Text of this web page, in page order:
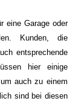
eine Garage oder
Kunden, die
entsprechende
hier einige
auch zu einem
sind bei diesen